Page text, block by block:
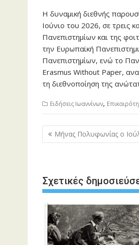
Η δυναμική διεθνής
Ιούνιο του 2026, σε τρεις
Πανεπιστημίων και της
την Ευρωπαϊκή
Πανεπιστημίων, ενώ το
Erasmus Without Paper,
τη διεθνοποίηση της
Ειδήσεις Ιωαννίνων,
Πλοήγηση
άρθρων
Μήνας Πολυφωνίας ο
Σχετικές